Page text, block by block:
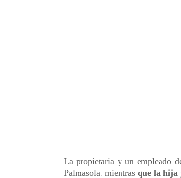
La propietaria y un empleado
Palmasola, mientras que la hija